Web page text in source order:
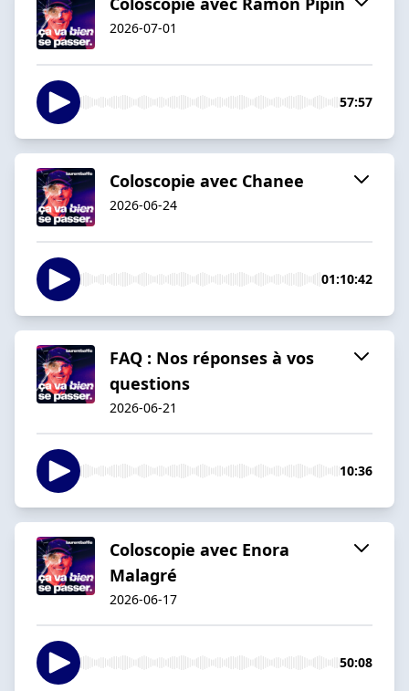
2026-07-01
57:57
Coloscopie avec Chanee
2026-06-24
01:10:42
FAQ : Nos réponses à vos
questions
2026-06-21
10:36
Coloscopie avec Enora
Malagré
2026-06-17
50:08